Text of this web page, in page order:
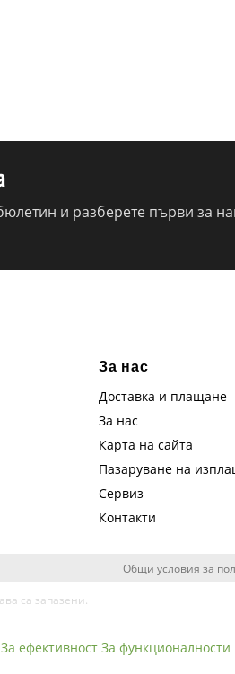
и разберете първи за
За нас
Доставка и плащане
За нас
Карта на сайта
Пазаруване на
Сервиз
Контакти
Общи условия за
са запазени.
За ефективност За функционалности